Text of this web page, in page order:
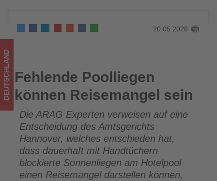
im
Tourismus
los
ist!
20.05.2026
Fehlende Poolliegen können Reisemangel sein
DEUTSCHLAND Fehlende Poolliegen
können Reisemangel sein
Die ARAG Experten verweisen auf eine
Entscheidung des Amtsgerichts
Hannover, welches entschieden hat,
dass dauerhaft mit Handtüchern
blockierte Sonnenliegen am Hotelpool
einen Reisemangel darstellen können,